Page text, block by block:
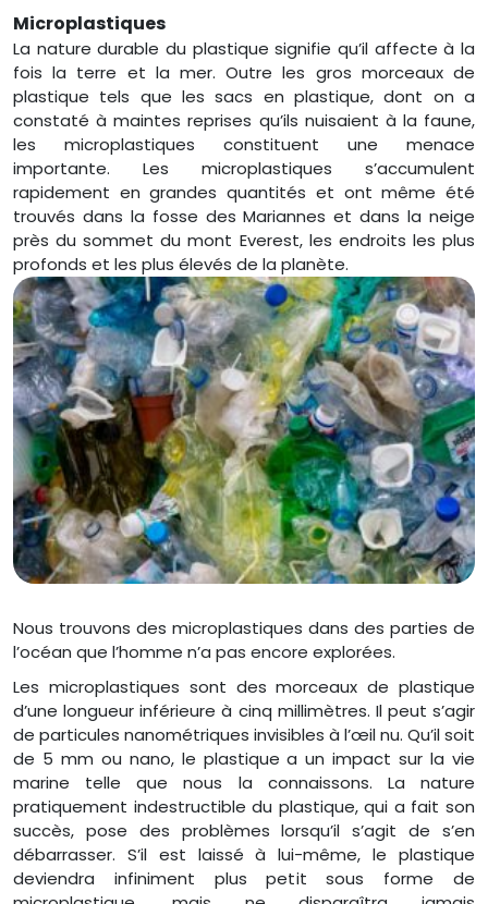
Microplastiques
La nature durable du plastique signifie qu’il affecte à la
fois la terre et la mer. Outre les gros morceaux de
plastique tels que les sacs en plastique, dont on a
constaté à maintes reprises qu’ils nuisaient à la faune,
les microplastiques constituent une menace
importante. Les microplastiques s’accumulent
rapidement en grandes quantités et ont même été
trouvés dans la fosse des Mariannes et dans la neige
près du sommet du mont Everest, les endroits les plus
profonds et les plus élevés de la planète.
Nous trouvons des microplastiques dans des parties de
l’océan que l’homme n’a pas encore explorées.
Les microplastiques sont des morceaux de plastique
d’une longueur inférieure à cinq millimètres. Il peut s’agir
de particules nanométriques invisibles à l’œil nu. Qu’il soit
de 5 mm ou nano, le plastique a un impact sur la vie
marine telle que nous la connaissons. La nature
pratiquement indestructible du plastique, qui a fait son
succès, pose des problèmes lorsqu’il s’agit de s’en
débarrasser. S’il est laissé à lui-même, le plastique
deviendra infiniment plus petit sous forme de